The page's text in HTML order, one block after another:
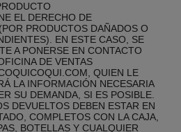
EL DERECHO DE
PRODUCTOS DAÑADOS O
EN ESTE CASO, SE
A PONERSE EN CONTACTO
DE VENTAS
QUIEN LE
LA INFORMACIÓN NECESARIA
SU DEMANDA, SI ES POSIBLE.
DEVUELTOS DEBEN ESTAR EN
COMPLETOS CON LA CAJA,
BOTELLAS Y CUALQUIER